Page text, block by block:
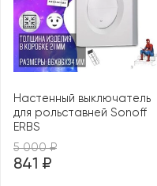
Настенный выключатель
для рольставней Sonoff
ERBS
5 000 ₽
841 ₽